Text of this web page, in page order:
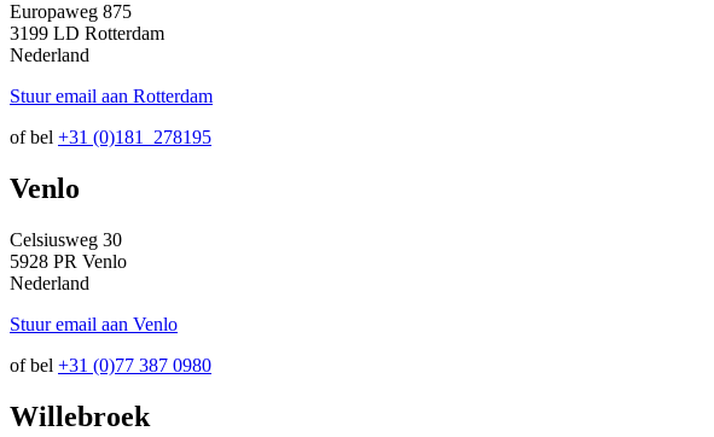
Europaweg 875
3199 LD Rotterdam
Nederland
Stuur email aan Rotterdam
of bel +31 (0)181 278195
Venlo
Celsiusweg 30
5928 PR Venlo
Nederland
Stuur email aan Venlo
of bel +31 (0)77 387 0980
Willebroek